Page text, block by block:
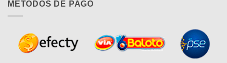
MÉTODOS DE PAGO